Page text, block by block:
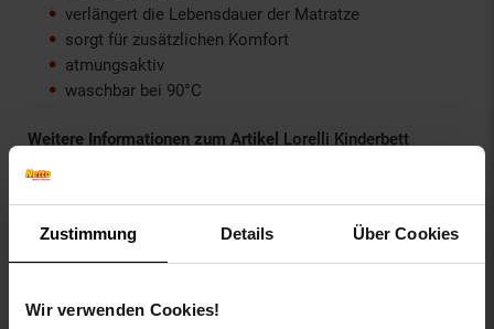
Zustimmung Details Über Cookies
Wir verwenden Cookies!
verlängert die Lebensdauer der Matratze
sorgt für zusätzlichen Komfort
atmungsaktiv
waschbar bei 90°C
Weitere Informationen zum Artikel Lorelli Kinderbett
wasserdicht:
erhältlich in den Breiten: 80 / 90 / 140 / 160 und 180
Breite 160 Gewicht : 0,60 kg